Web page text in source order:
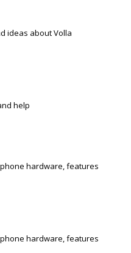
ideas about Volla
help
hardware, features
hardware, features